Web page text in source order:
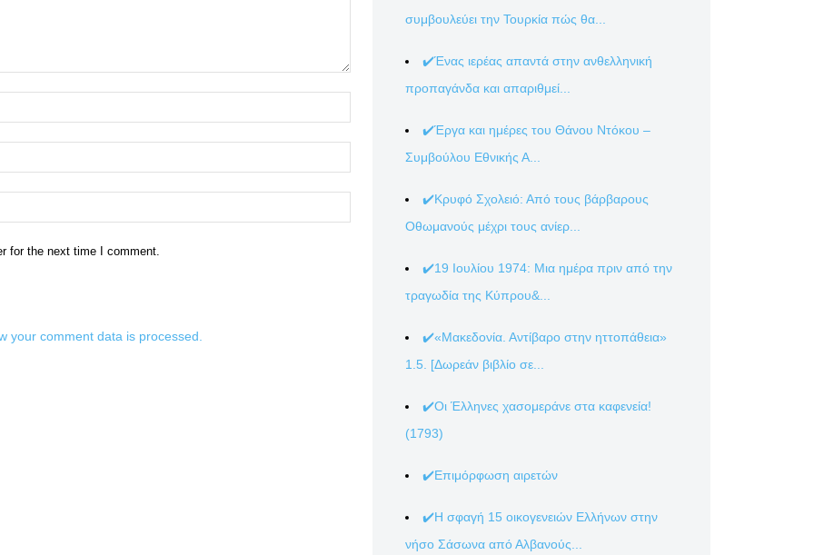
for the next time I comment.
your comment data is processed.
συμβουλεύει την Τουρκία πώς θα...
✔️Ένας ιερέας απαντά στην ανθελληνική
προπαγάνδα και απαριθμεί...
✔️Έργα και ημέρες του Θάνου Ντόκου –
Συμβούλου Εθνικής Α...
✔️Κρυφό Σχολειό: Από τους βάρβαρους
Οθωμανούς μέχρι τους ανίερ...
✔️19 Ιουλίου 1974: Μια ημέρα πριν από την
τραγωδία της Κύπρου&...
✔️«Μακεδονία. Αντίβαρο στην ηττοπάθεια»
1.5. [Δωρεάν βιβλίο σε...
✔️Οι Έλληνες χασομεράνε στα καφενεία!
(1793)
✔️Επιμόρφωση αιρετών
✔️Η σφαγή 15 οικογενειών Ελλήνων στην
νήσο Σάσωνα από Αλβανούς...